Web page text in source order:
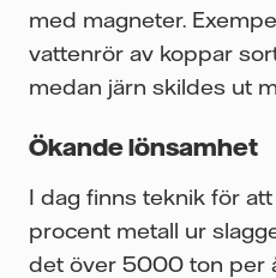
med magneter.
vattenrör av koppar
medan järn skildes ut
Ökande lönsamhet
I dag finns teknik för
procent metall ur
det över 5000 ton per